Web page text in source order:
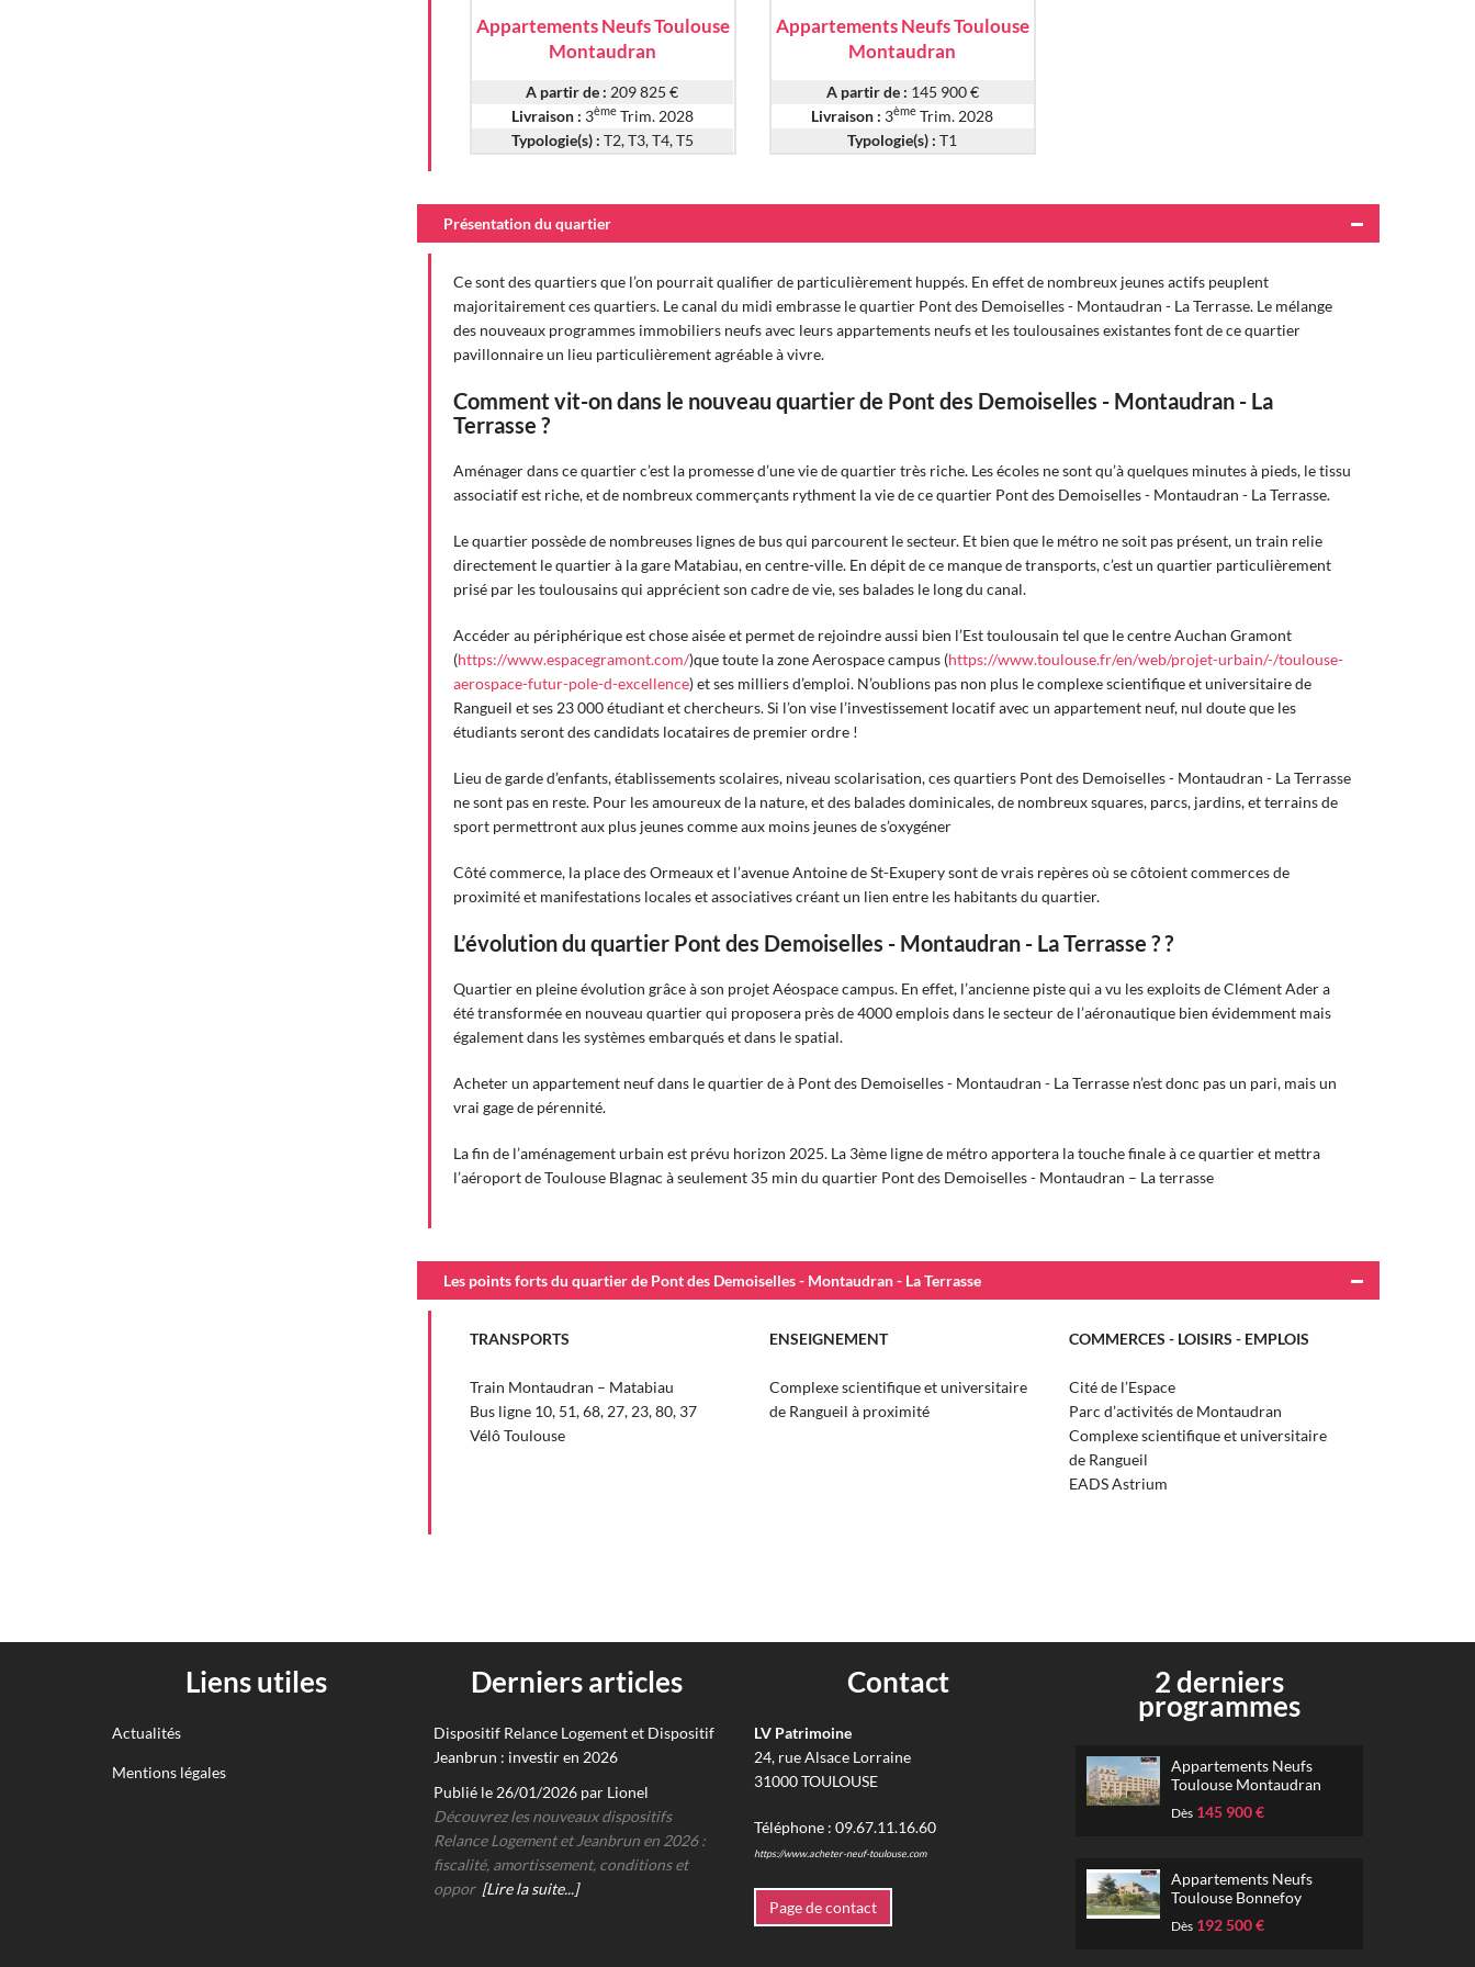
Appartements Neufs Toulouse
Montaudran
A partir de : 209 825 €
Livraison : 3ème Trim. 2028
Typologie(s) : T2, T3, T4, T5
Appartements Neufs Toulouse
Montaudran
A partir de : 145 900 €
Livraison : 3ème Trim. 2028
Typologie(s) : T1
Présentation du quartier
Ce sont des quartiers que l’on pourrait qualifier de particulièrement huppés. En effet de nombreux jeunes actifs peuplent
majoritairement ces quartiers. Le canal du midi embrasse le quartier Pont des Demoiselles - Montaudran - La Terrasse. Le mélange
des nouveaux programmes immobiliers neufs avec leurs appartements neufs et les toulousaines existantes font de ce quartier
pavillonnaire un lieu particulièrement agréable à vivre.
Comment vit-on dans le nouveau quartier de Pont des Demoiselles - Montaudran - La
Terrasse ?
Aménager dans ce quartier c’est la promesse d’une vie de quartier très riche. Les écoles ne sont qu’à quelques minutes à pieds, le tissu
associatif est riche, et de nombreux commerçants rythment la vie de ce quartier Pont des Demoiselles - Montaudran - La Terrasse.
Le quartier possède de nombreuses lignes de bus qui parcourent le secteur. Et bien que le métro ne soit pas présent, un train relie
directement le quartier à la gare Matabiau, en centre-ville. En dépit de ce manque de transports, c’est un quartier particulièrement
prisé par les toulousains qui apprécient son cadre de vie, ses balades le long du canal.
Accéder au périphérique est chose aisée et permet de rejoindre aussi bien l’Est toulousain tel que le centre Auchan Gramont
(https://www.espacegramont.com/)que toute la zone Aerospace campus (https://www.toulouse.fr/en/web/projet-urbain/-/toulouse-
aerospace-futur-pole-d-excellence) et ses milliers d’emploi. N’oublions pas non plus le complexe scientifique et universitaire de
Rangueil et ses 23 000 étudiant et chercheurs. Si l’on vise l’investissement locatif avec un appartement neuf, nul doute que les
étudiants seront des candidats locataires de premier ordre !
Lieu de garde d’enfants, établissements scolaires, niveau scolarisation, ces quartiers Pont des Demoiselles - Montaudran - La Terrasse
ne sont pas en reste. Pour les amoureux de la nature, et des balades dominicales, de nombreux squares, parcs, jardins, et terrains de
sport permettront aux plus jeunes comme aux moins jeunes de s’oxygéner
Côté commerce, la place des Ormeaux et l’avenue Antoine de St-Exupery sont de vrais repères où se côtoient commerces de
proximité et manifestations locales et associatives créant un lien entre les habitants du quartier.
L’évolution du quartier Pont des Demoiselles - Montaudran - La Terrasse ? ?
Quartier en pleine évolution grâce à son projet Aéospace campus. En effet, l’ancienne piste qui a vu les exploits de Clément Ader a
été transformée en nouveau quartier qui proposera près de 4000 emplois dans le secteur de l’aéronautique bien évidemment mais
également dans les systèmes embarqués et dans le spatial.
Acheter un appartement neuf dans le quartier de à Pont des Demoiselles - Montaudran - La Terrasse n’est donc pas un pari, mais un
vrai gage de pérennité.
La fin de l’aménagement urbain est prévu horizon 2025. La 3ème ligne de métro apportera la touche finale à ce quartier et mettra
l’aéroport de Toulouse Blagnac à seulement 35 min du quartier Pont des Demoiselles - Montaudran – La terrasse
Les points forts du quartier de Pont des Demoiselles - Montaudran - La Terrasse
TRANSPORTS
Train Montaudran – Matabiau
Bus ligne 10, 51, 68, 27, 23, 80, 37
Vélô Toulouse
ENSEIGNEMENT
Complexe scientifique et universitaire
de Rangueil à proximité
COMMERCES - LOISIRS - EMPLOIS
Cité de l’Espace
Parc d’activités de Montaudran
Complexe scientifique et universitaire
de Rangueil
EADS Astrium
Liens utiles
Actualités
Mentions légales
Derniers articles
Dispositif Relance Logement et Dispositif
Jeanbrun : investir en 2026
Publié le 26/01/2026 par Lionel
Découvrez les nouveaux dispositifs
Relance Logement et Jeanbrun en 2026 :
fiscalité, amortissement, conditions et
oppor [Lire la suite...]
Contact
LV Patrimoine
24, rue Alsace Lorraine
31000TOULOUSE
Téléphone : 09.67.11.16.60
https://www.acheter-neuf-toulouse.com
Page de contact
2 derniers
programmes
Appartements Neufs
Toulouse Montaudran
Dès145 900 €
Appartements Neufs
Toulouse Bonnefoy
Dès192 500 €